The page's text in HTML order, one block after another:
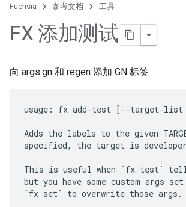
Fuchsia 参考文档 工具
FX 添加测试
向 args.gn 和 regen 添加 GN 标签
usage: fx add-test [--target-list
Adds the labels to the given
specified, the target is
This is useful when `fx test`
but you have some custom args